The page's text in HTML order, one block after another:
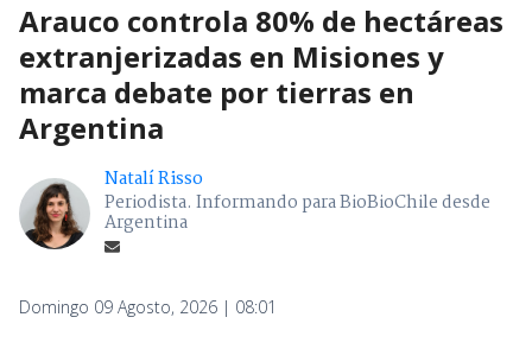
Arauco controla 80% de hectáreas
extranjerizadas en Misiones y
marca debate por tierras en
Argentina
Natalí Risso
Periodista. Informando para BioBioChile desde
Argentina
Domingo 09 Agosto, 2026 | 08:01